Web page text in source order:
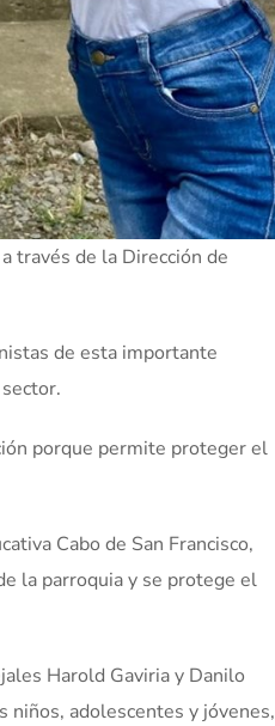
través de la Dirección de
de esta importante
porque permite proteger el
Cabo de San Francisco,
la parroquia y se protege el
Harold Gaviria y Danilo
niños, adolescentes y jóvenes,